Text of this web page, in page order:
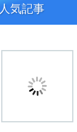
人気記事